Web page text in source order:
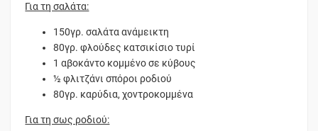
Για τη σαλάτα:
150γρ. σαλάτα ανάμεικτη
80γρ. φλούδες κατσικίσιο τυρί
1 αβοκάντο κομμένο σε κύβους
½ φλιτζάνι σπόροι ροδιού
80γρ. καρύδια, χοντροκομμένα
Για τη σως ροδιού: